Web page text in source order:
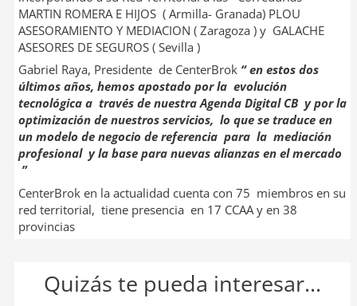
d
I
n
r
t
i
r
MARTIN ROMERA E HIJOS ( Armilla- Granada) PLOU
ASESORAMIENTO Y MEDIACION ( Zaragoza ) y GALACHE
ASESORES DE SEGUROS ( Sevilla )
Gabriel Raya, Presidente de CenterBrok “ en estos dos
últimos años, hemos apostado por la evolución
tecnológica a través de nuestra Agenda Digital CB y por la
optimización de nuestros servicios, lo que se traduce en
un modelo de negocio de referencia para la mediación
profesional y la base para nuevas alianzas en el mercado
”
CenterBrok en la actualidad cuenta con 75 miembros en su
red territorial, tiene presencia en 17 CCAA y en 38
provincias
Quizás te pueda interesar...